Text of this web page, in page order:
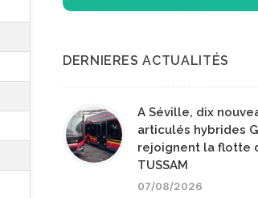
DERNIERES ACTUALITÉS
A Séville, dix
articulés hybrides
rejoignent la flotte
TUSSAM
07/08/2026